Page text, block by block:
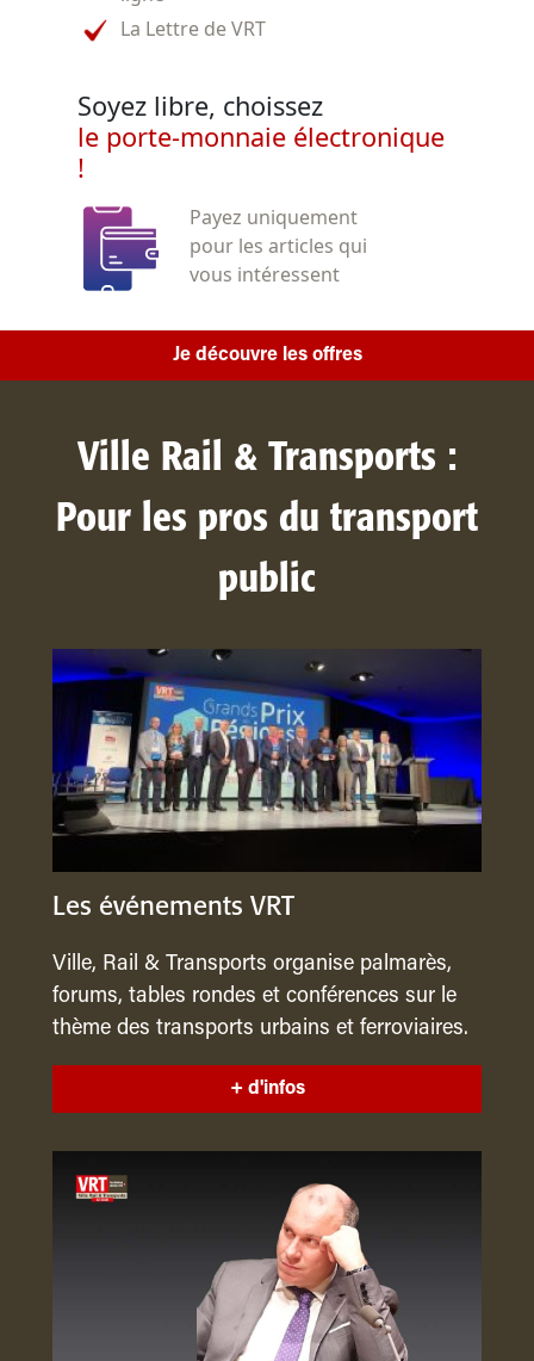
La Lettre de VRT
Soyez libre, choissez
le porte-monnaie électronique
!
Payez uniquement
pour les articles qui
vous intéressent
Je découvre les offres
Ville Rail & Transports :
Pour les pros du transport
public
Les événements VRT
Ville, Rail & Transports organise palmarès,
forums, tables rondes et conférences sur le
thème des transports urbains et ferroviaires.
+ d'infos